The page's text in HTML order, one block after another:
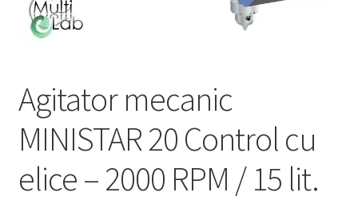
Agitator mecanic
MINISTAR 20 Control cu
elice – 2000 RPM / 15 lit.